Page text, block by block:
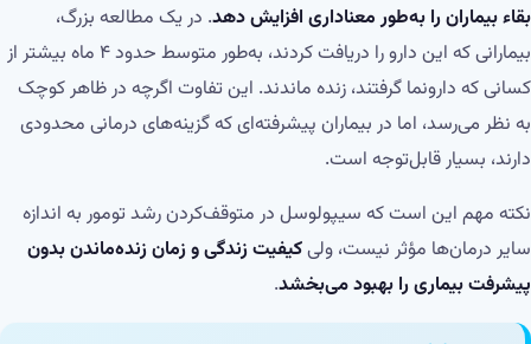
بقاء بیماران را به‌طور معناداری افزایش دهد. در یک مطالعه بزرگ،
بیمارانی که این دارو را دریافت کردند، به‌طور متوسط حدود ۴ ماه بیشتر از
کسانی که دارونما گرفتند، زنده ماندند. این تفاوت اگرچه در ظاهر کوچک
به نظر می‌رسد، اما در بیماران پیشرفته‌ای که گزینه‌های درمانی محدودی
دارند، بسیار قابل‌توجه است.
نکته مهم این است که سیپولوسل در متوقف‌کردن رشد تومور به اندازه
سایر درمان‌ها مؤثر نیست، ولیکیفیت زندگی و زمان زنده‌ماندن بدون
پیشرفت بیماری را بهبود می‌بخشد.